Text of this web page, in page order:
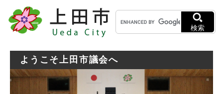
メニューを飛ばして本文へ
キ
ー
ワ
検索
ようこそ上田市議会へ